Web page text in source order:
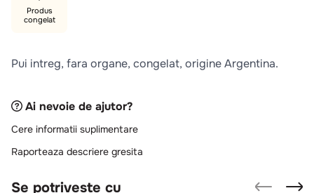
aripi
9.
croissant
Produs
congelat
Pui intreg, fara organe, congelat, origine Argentina.
Ai nevoie de ajutor?
Cere informatii suplimentare
Raporteaza descriere gresita
Se potriveste cu